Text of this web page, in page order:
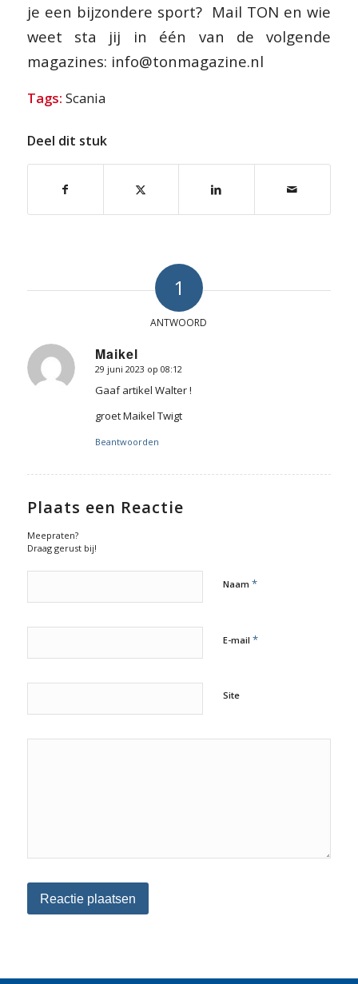
je een bijzondere sport? Mail TON en wie
weet sta jij in één van de volgende
magazines: info@tonmagazine.nl
Tags: Scania
Deel dit stuk
1
ANTWOORD
Maikel
zegt:
29 juni 2023 op 08:12
Gaaf artikel Walter !
groet Maikel Twigt
Beantwoorden
Plaats een Reactie
Meepraten?
Draag gerust bij!
Naam *
E-mail *
Site